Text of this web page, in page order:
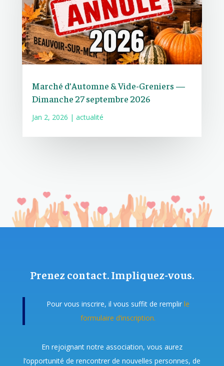
Marché d’Automne & Vide-Greniers —
Dimanche 27 septembre 2026
Jan 2, 2026 | actualité
Prenez contact. Impliquez-vous.
Pour vous inscrire, il vous suffit de remplir le
formulaire d’inscription.
En rejoignant notre association, vous aurez
l’opportunité de rencontrer de nouvelles personnes, de